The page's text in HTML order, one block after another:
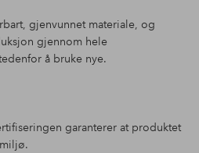
gjenvunnet materiale, og
gjennom hele
å bruke nye.
garanterer at produktet